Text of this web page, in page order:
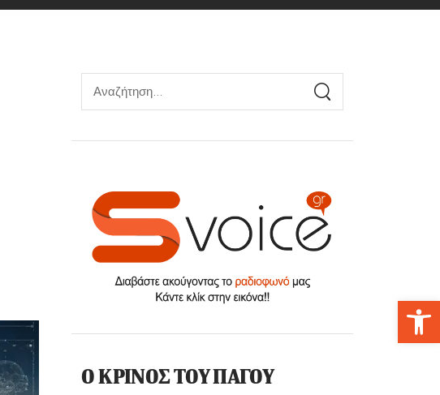
Ο ΚΡΙΝΟΣ ΤΟΥ ΠΑΓΟΥ